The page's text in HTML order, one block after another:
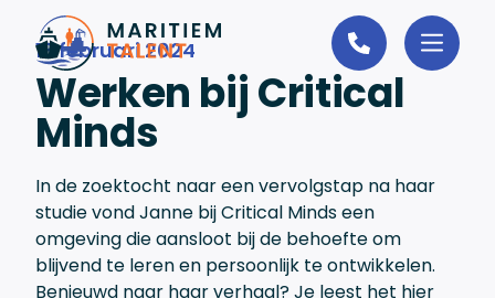
Ga naar de inhoud
13 februari 2024
Werken bij Critical
Minds
In de zoektocht naar een vervolgstap na haar
studie vond Janne bij Critical Minds een
omgeving die aansloot bij de behoefte om
blijvend te leren en persoonlijk te ontwikkelen.
Benieuwd naar haar verhaal? Je leest het hier